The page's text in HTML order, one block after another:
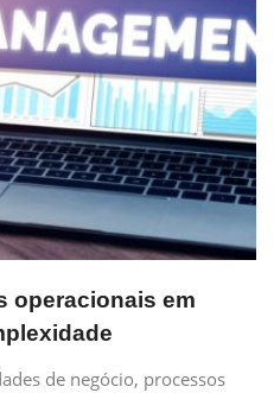
operacionais em
de negócio, processos